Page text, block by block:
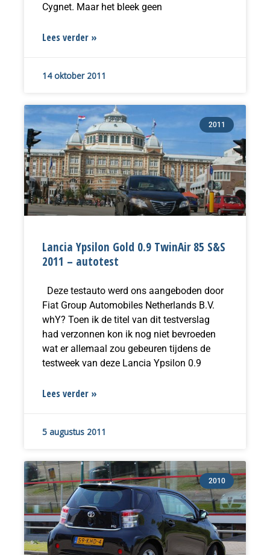
Cygnet. Maar het bleek geen
Lees verder »
14 oktober 2011
2011
Lancia Ypsilon Gold 0.9 TwinAir 85 S&S
2011 – autotest
Deze testauto werd ons aangeboden door
Fiat Group Automobiles Netherlands B.V.
whY? Toen ik de titel van dit testverslag
had verzonnen kon ik nog niet bevroeden
wat er allemaal zou gebeuren tijdens de
testweek van deze Lancia Ypsilon 0.9
Lees verder »
5 augustus 2011
2010